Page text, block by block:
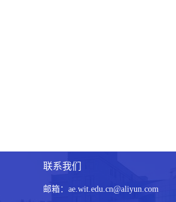
联系我们
邮箱：ae.wit.edu.cn@aliyun.com